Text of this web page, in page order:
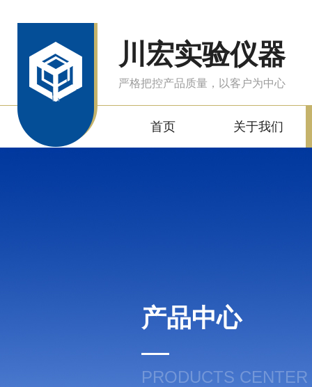
川宏实验仪器
严格把控产品质量，以客户为中心
首页 关于我们
产品中心
PRODUCTS CENTER